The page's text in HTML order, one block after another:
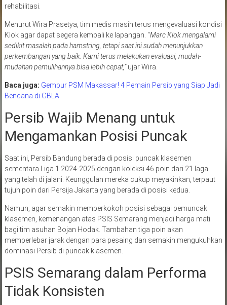
rehabilitasi.
Menurut Wira Prasetya, tim medis masih terus mengevaluasi kondisi
Klok agar dapat segera kembali ke lapangan. “Marc Klok mengalami
sedikit masalah pada hamstring, tetapi saat ini sudah menunjukkan
perkembangan yang baik. Kami terus melakukan evaluasi, mudah-
mudahan pemulihannya bisa lebih cepat,”ujar Wira.
Baca juga: Gempur PSM Makassar! 4 Pemain Persib yang Siap Jadi
Bencana di GBLA
Persib Wajib Menang untuk
Mengamankan Posisi Puncak
Saat ini, Persib Bandung berada di posisi puncak klasemen
sementara Liga 1 2024-2025 dengan koleksi 46 poin dari 21 laga
yang telah di jalani. Keunggulan mereka cukup meyakinkan, terpaut
tujuh poin dari Persija Jakarta yang berada di posisi kedua.
Namun, agar semakin memperkokoh posisi sebagai pemuncak
klasemen, kemenangan atas PSIS Semarang menjadi harga mati
bagi tim asuhan Bojan Hodak. Tambahan tiga poin akan
memperlebar jarak dengan para pesaing dan semakin mengukuhkan
dominasi Persib di puncak klasemen.
PSIS Semarang dalam Performa
Tidak Konsisten